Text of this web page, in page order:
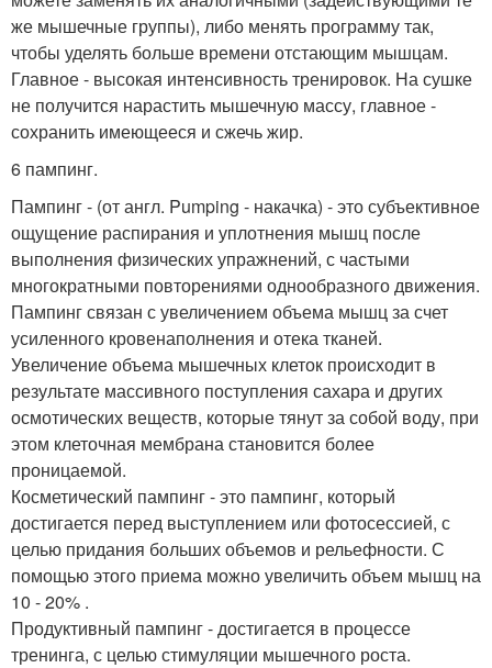
же мышечные группы), либо менять программу так,
чтобы уделять больше времени отстающим мышцам.
Главное - высокая интенсивность тренировок. На сушке
не получится нарастить мышечную массу, главное -
сохранить имеющееся и сжечь жир.
6 пампинг.
Пампинг - (от англ. Pumping - накачка) - это субъективное
ощущение распирания и уплотнения мышц после
выполнения физических упражнений, с частыми
многократными повторениями однообразного движения.
Пампинг связан с увеличением объема мышц за счет
усиленного кровенаполнения и отека тканей.
Увеличение объема мышечных клеток происходит в
результате массивного поступления сахара и других
осмотических веществ, которые тянут за собой воду, при
этом клеточная мембрана становится более
проницаемой.
Косметический пампинг - это пампинг, который
достигается перед выступлением или фотосессией, с
целью придания больших объемов и рельефности. С
помощью этого приема можно увеличить объем мышц на
10 - 20% .
Продуктивный пампинг - достигается в процессе
тренинга, с целью стимуляции мышечного роста.